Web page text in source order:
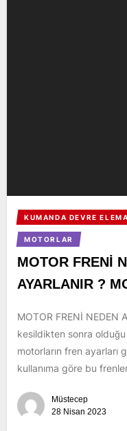
KUMANDA DEVRE
MOTORLAR
MOTOR FRENİ
AYARLANIR ?
MOTOR FRENİ NEDEN
kesildikten sonra
motorların fren ayarları
kullanıma göre bu
Müstecep
28 Nisan 2023